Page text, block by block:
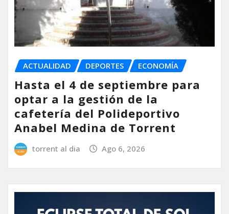
ACTUALIDAD DEPORTES ECONOMÍA
Hasta el 4 de septiembre para
optar a la gestión de la
cafetería del Polideportivo
Anabel Medina de Torrent
torrent al dia Ago 6, 2026